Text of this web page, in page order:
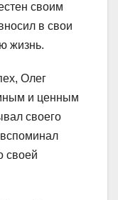
своим
в свои
жизнь.
Олег
и ценным
своего
своей